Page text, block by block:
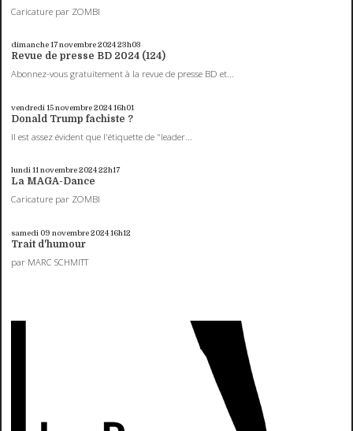
Caricature par ZOMBI
dimanche 17novembre 202423h03
Revue de presse BD 2024 (124)
Abonnez-vous gratuitement à la revue de presse BD et...
vendredi 15novembre 202416h01
Donald Trump fachiste ?
Il est assez évident que l'étiquette de "leader...
lundi 11novembre 202422h17
La MAGA-Dance
Caricature par ZOMBI
samedi 09 novembre 202416h12
Trait d'humour
par MARC SCHMITT